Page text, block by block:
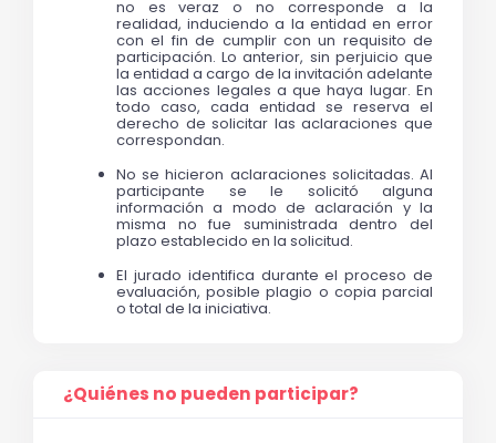
no es veraz o no corresponde a la
realidad, induciendo a la entidad en error
con el fin de cumplir con un requisito de
participación. Lo anterior, sin perjuicio que
la entidad a cargo de la invitación adelante
las acciones legales a que haya lugar. En
todo caso, cada entidad se reserva el
derecho de solicitar las aclaraciones que
correspondan.
No se hicieron aclaraciones solicitadas. Al
participante se le solicitó alguna
información a modo de aclaración y la
misma no fue suministrada dentro del
plazo establecido en la solicitud.
El jurado identifica durante el proceso de
evaluación, posible plagio o copia parcial
o total de la iniciativa.
¿Quiénes no pueden participar?